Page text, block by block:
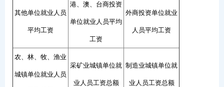
其他单位就业人员
平均工资
港、澳、台商投资
单位就业人员平均
工资
外商投资单位就业
人员平均工资
农、林、牧、渔业
城镇单位就业人员
采矿业城镇单位就
业人员工资总额
制造业城镇单位就
业人员工资总额